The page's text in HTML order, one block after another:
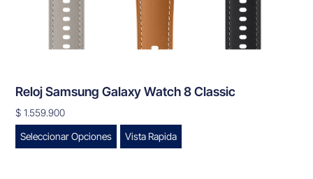
Reloj Samsung Galaxy Watch 8 Classic
$ 1.559.900
Seleccionar Opciones
Vista Rapida